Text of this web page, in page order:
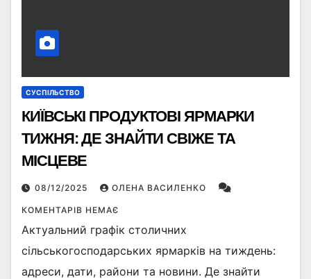
СУСПІЛЬСТВО
КИЇВСЬКІ ПРОДУКТОВІ ЯРМАРКИ
ТИЖНЯ: ДЕ ЗНАЙТИ СВІЖЕ ТА
МІСЦЕВЕ
08/12/2025 ОЛЕНА ВАСИЛЕНКО
КОМЕНТАРІВ НЕМАЄ
Актуальний графік столичних
сільськогосподарських ярмарків на тиждень:
адреси, дати, райони та новини. Де знайти